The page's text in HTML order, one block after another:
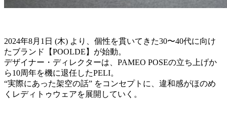
2024年8月1日 (木) より、個性を貫いてきた30〜40代に向け
たブランド【POOLDE】が始動。
デザイナー・ディレクターは、PAMEO POSEの立ち上げか
ら10周年を機に退任したPELI。
“実際にあった架空の話” をコンセプトに、違和感がほのめ
くレディトゥウェアを展開していく。